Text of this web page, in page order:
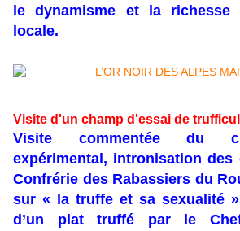
le dynamisme et la richesse
locale.
Visite d'un champ d'essai de
Visite commentée du
expérimental, intronisation des
Confrérie des Rabassiers du
sur « la truffe et sa sexualité
d’un plat truffé par le